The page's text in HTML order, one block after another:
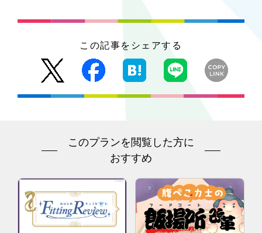
この記事をシェアする
このプランを閲覧した方に
おすすめ